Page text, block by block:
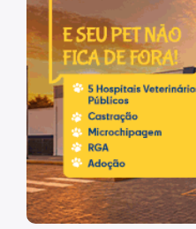
Diretrizes Institucionais
Organização
Legislação
Orientações
Infraestrutura
Agendamento de Salas